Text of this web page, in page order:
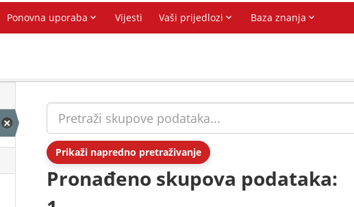
Prikaži napredno pretraživanje
Pronađeno skupova podataka: